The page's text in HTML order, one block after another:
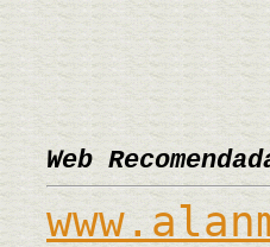
Web